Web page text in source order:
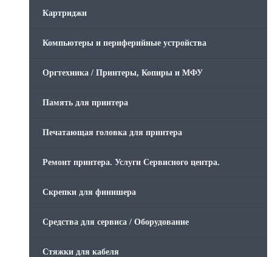
Картриджи
Компьютеры и периферийные устройства
Оргтехника / Принтеры, Копиры и МФУ
Память для принтера
Печатающая головка для принтера
Ремонт принтера. Услуги Сервисного центра.
Скрепки для финишера
Средства для сервиса / Оборудование
Стяжки для кабеля